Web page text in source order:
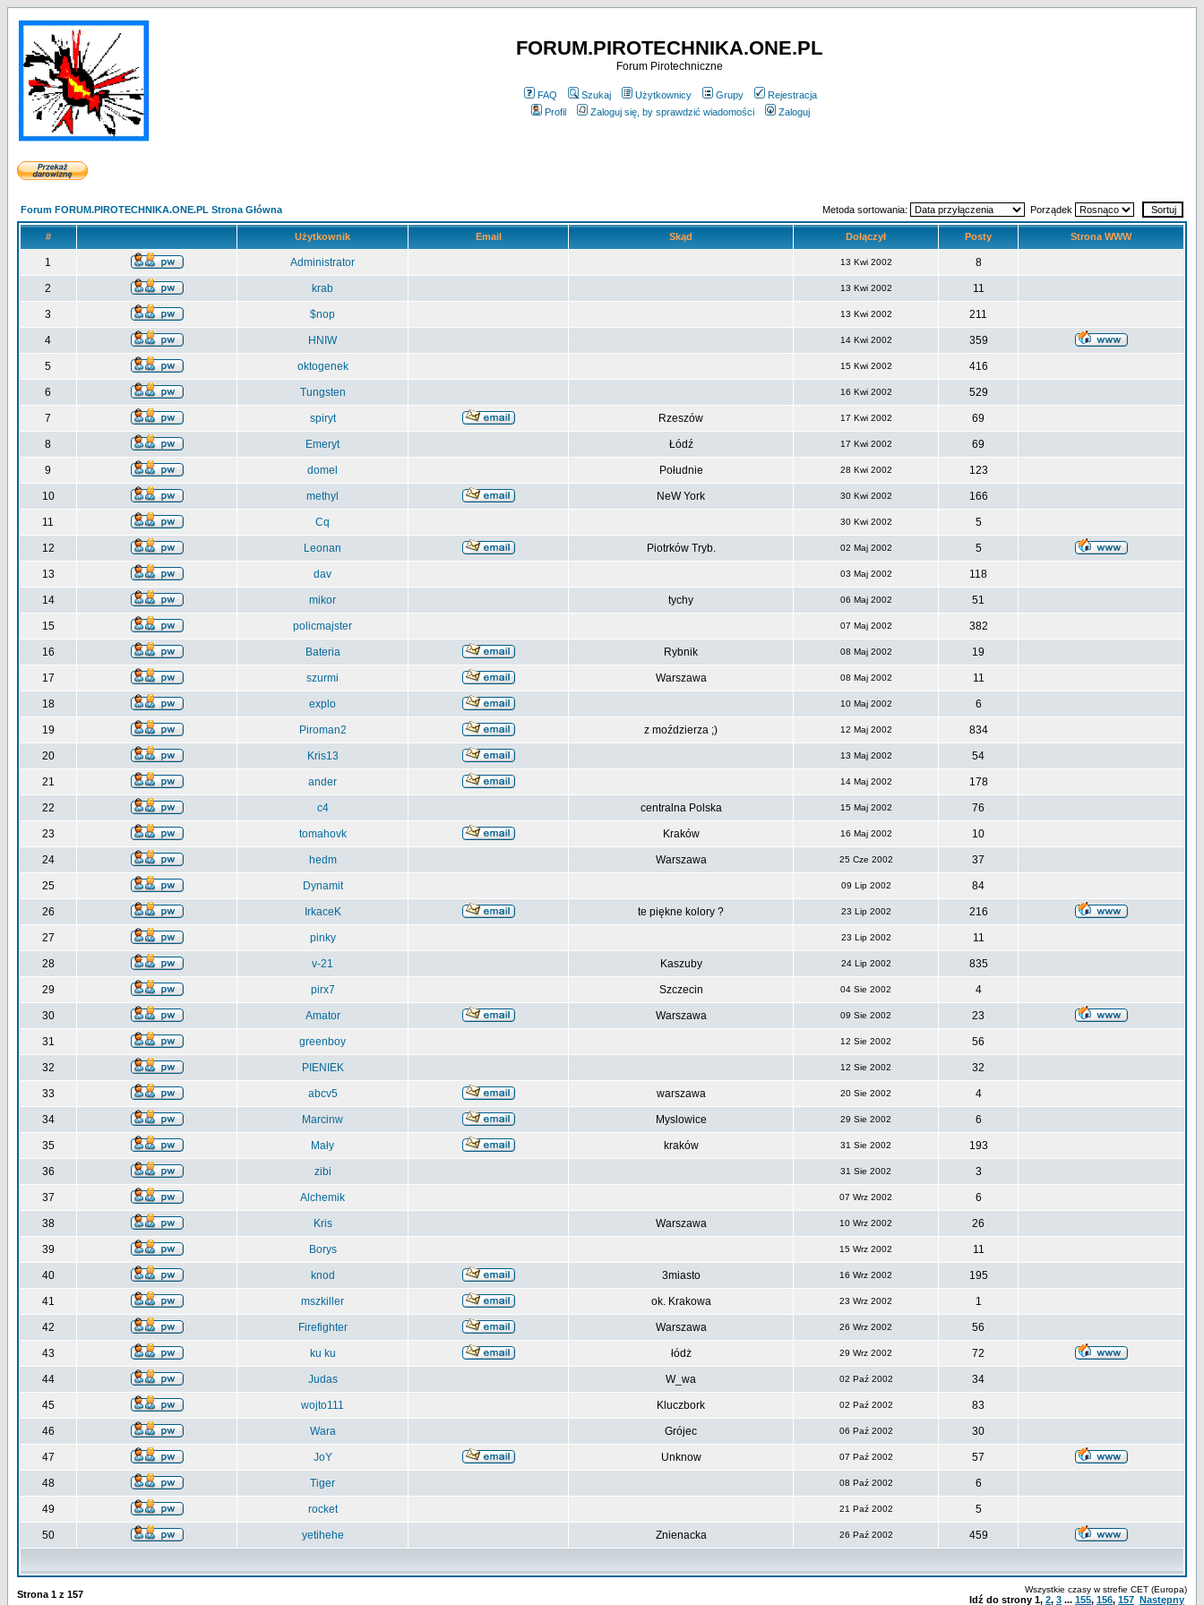
FORUM.PIROTECHNIKA.ONE.PL
Forum Pirotechniczne
FAQ Szukaj Użytkownicy Grupy
Rejestracja
Profil
Zaloguj się, by sprawdzić wiadomości Zaloguj
Forum FORUM.PIROTECHNIKA.ONE.PL Strona Główna Metoda sortowania: Porządek
# Użytkownik Email Skąd Dołączył Posty Strona WWW
1 Administrator 13 Kwi 2002 8
2 krab 13 Kwi 2002 11
3 $nop 13 Kwi 2002 211
4 HNIW 14 Kwi 2002 359
5 oktogenek 15 Kwi 2002 416
6 Tungsten 16 Kwi 2002 529
7 spiryt Rzeszów 17 Kwi 2002 69
8 Emeryt Łódź 17 Kwi 2002 69
9 domel Południe 28 Kwi 2002 123
10 methyl NeW York 30 Kwi 2002 166
11 Cq 30 Kwi 2002 5
12 Leonan Piotrków Tryb. 02 Maj 2002 5
13 dav 03 Maj 2002 118
14 mikor tychy 06 Maj 2002 51
15 policmajster 07 Maj 2002 382
16 Bateria Rybnik 08 Maj 2002 19
17 szurmi Warszawa 08 Maj 2002 11
18 explo 10 Maj 2002 6
19 Piroman2 z moździerza ;) 12 Maj 2002 834
20 Kris13 13 Maj 2002 54
21 ander 14 Maj 2002 178
22 c4 centralna Polska 15 Maj 2002 76
23 tomahovk Kraków 16 Maj 2002 10
24 hedm Warszawa 25 Cze 2002 37
25 Dynamit 09 Lip 2002 84
26 IrkaceK te piękne kolory ? 23 Lip 2002 216
27 pinky 23 Lip 2002 11
28 v-21 Kaszuby 24 Lip 2002 835
29 pirx7 Szczecin 04 Sie 2002 4
30 Amator Warszawa 09 Sie 2002 23
31 greenboy 12 Sie 2002 56
32 PIENIEK 12 Sie 2002 32
33 abcv5 warszawa 20 Sie 2002 4
34 Marcinw Myslowice 29 Sie 2002 6
35 Mały kraków 31 Sie 2002 193
36 zibi 31 Sie 2002 3
37 Alchemik 07 Wrz 2002 6
38 Kris Warszawa 10 Wrz 2002 26
39 Borys 15 Wrz 2002 11
40 knod 3miasto 16 Wrz 2002 195
41 mszkiller ok. Krakowa 23 Wrz 2002 1
42 Firefighter Warszawa 26 Wrz 2002 56
43 ku ku łódż 29 Wrz 2002 72
44 Judas W_wa 02 Paź 2002 34
45 wojto111 Kluczbork 02 Paź 2002 83
46 Wara Grójec 06 Paź 2002 30
47 JoY Unknow 07 Paź 2002 57
48 Tiger 08 Paź 2002 6
49 rocket 21 Paź 2002 5
50 yetihehe Znienacka 26 Paź 2002 459
Strona 1 z 157 Wszystkie czasy w strefie CET (Europa)
Idź do strony 1, 2, 3 ... 155, 156, 157 Następny